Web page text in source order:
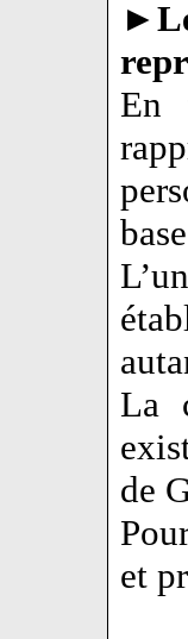
►
En
La
de
et